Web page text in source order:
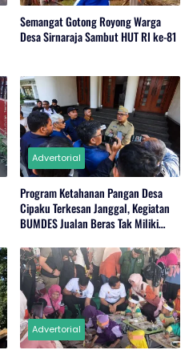
Semangat Gotong Royong Warga
Desa Sirnaraja Sambut HUT RI ke-81
Advertorial
Program Ketahanan Pangan Desa
Cipaku Terkesan Janggal, Kegiatan
BUMDES Jualan Beras Tak Miliki
Advertorial